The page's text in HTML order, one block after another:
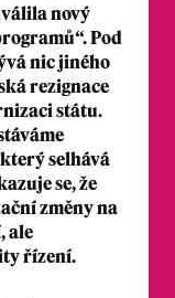
nový
Pod
nic jiného
rezignace
státu.
selhává
se, že
změny na
ale
řízení.